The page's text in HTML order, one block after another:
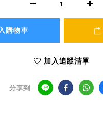
購物車
加入追蹤清單
分享到